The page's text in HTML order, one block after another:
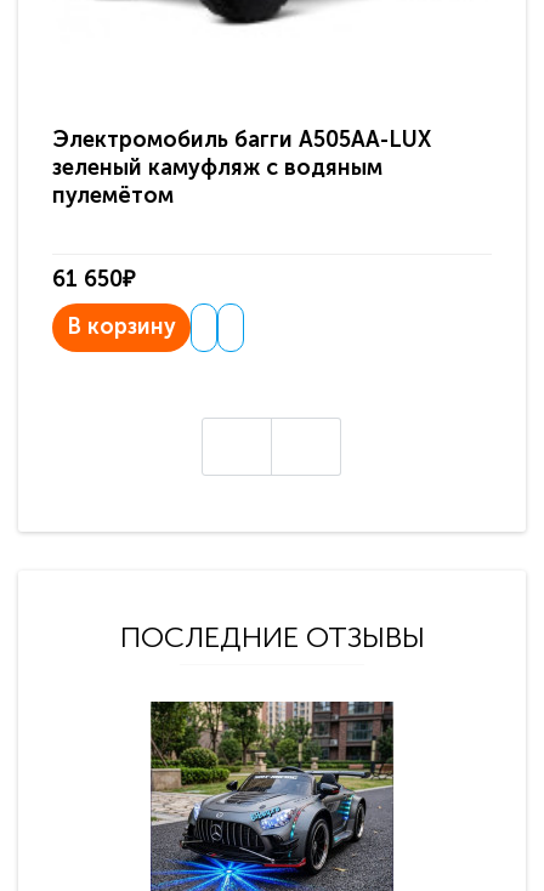
Электромобиль багги A505AA-LUX
зеленый камуфляж с водяным
пулемётом
61 650₽
В корзину
ПОСЛЕДНИЕ ОТЗЫВЫ